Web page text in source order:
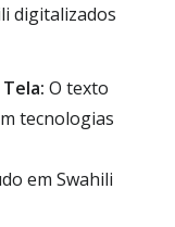
digitalizados
O texto
tecnologias
em Swahili